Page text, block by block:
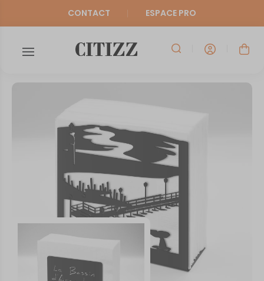
CONTACT ESPACE PRO